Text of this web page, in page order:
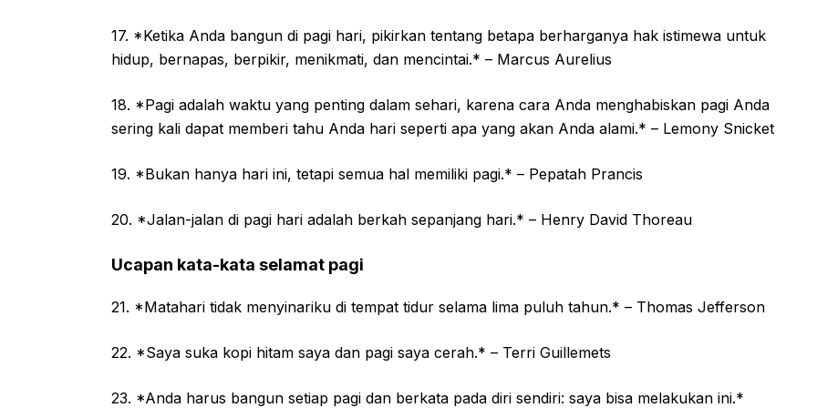
17. *Ketika Anda bangun di pagi hari, pikirkan tentang betapa berharganya hak istimewa untuk
hidup, bernapas, berpikir, menikmati, dan mencintai.* – Marcus Aurelius
18. *Pagi adalah waktu yang penting dalam sehari, karena cara Anda menghabiskan pagi Anda
sering kali dapat memberi tahu Anda hari seperti apa yang akan Anda alami.* – Lemony Snicket
19. *Bukan hanya hari ini, tetapi semua hal memiliki pagi.* – Pepatah Prancis
20. *Jalan-jalan di pagi hari adalah berkah sepanjang hari.* – Henry David Thoreau
Ucapan kata-kata selamat pagi
21. *Matahari tidak menyinariku di tempat tidur selama lima puluh tahun.* – Thomas Jefferson
22. *Saya suka kopi hitam saya dan pagi saya cerah.* – Terri Guillemets
23. *Anda harus bangun setiap pagi dan berkata pada diri sendiri: saya bisa melakukan ini.*